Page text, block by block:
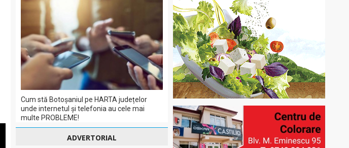
Cum stă Botoșaniul pe HARTA județelor
unde internetul și telefonia au cele mai
multe PROBLEME!
ADVERTORIAL